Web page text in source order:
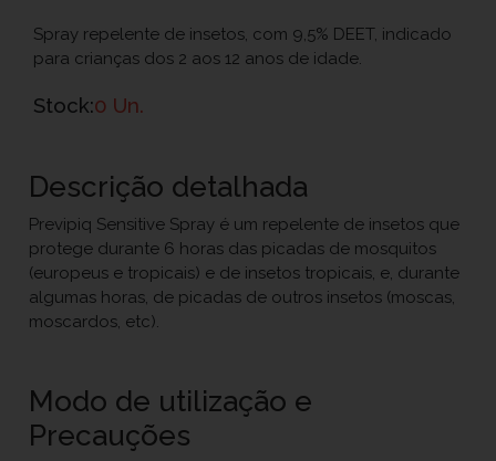
Spray repelente de insetos, com 9,5% DEET, indicado
para crianças dos 2 aos 12 anos de idade.
Stock:0 Un.
Descrição detalhada
Previpiq Sensitive Spray é um repelente de insetos que
protege durante 6 horas das picadas de mosquitos
(europeus e tropicais) e de insetos tropicais, e, durante
algumas horas, de picadas de outros insetos (moscas,
moscardos, etc).
Modo de utilização e
Precauções